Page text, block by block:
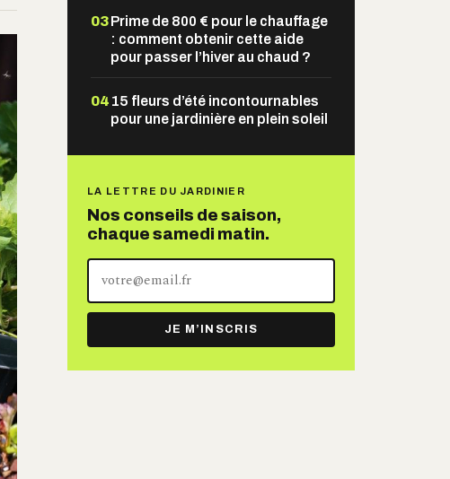
03Prime de 800 € pour le chauffage
: comment obtenir cette aide
pour passer l’hiver au chaud ?
04 15 fleurs d’été incontournables
pour une jardinière en plein soleil
LA LETTRE DU JARDINIER
Nos conseils de saison,
chaque samedi matin.
adresse
mail
JE M’INSCRIS